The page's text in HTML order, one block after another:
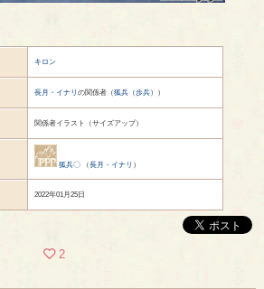
キロン
長月・イナリ の関係者（狐兵（歩兵） ）
関係者イラスト（サイズアップ）
狐兵〇（長月・イナリ ）
2022年01月25日
2